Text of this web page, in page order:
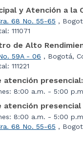
y Atención a la
68 No. 55-65 ,
111071
de Alto
59A - 06 , Bogotá,
111221
atención presencial:
8:00 a.m. - 5:00
atención presencial
8:00 a.m. - 5:00
68 No. 55-65 ,